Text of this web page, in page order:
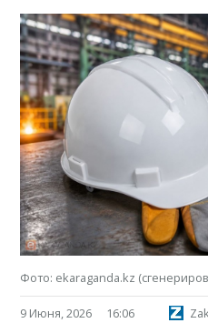
Фото: ekaraganda.kz
9 Июня, 2026 16:06